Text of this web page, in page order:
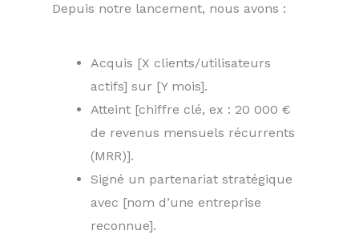
Depuis notre lancement, nous avons :
Acquis [X clients/utilisateurs
actifs] sur [Y mois].
Atteint [chiffre clé, ex : 20 000 €
de revenus mensuels récurrents
(MRR)].
Signé un partenariat stratégique
avec [nom d’une entreprise
reconnue].